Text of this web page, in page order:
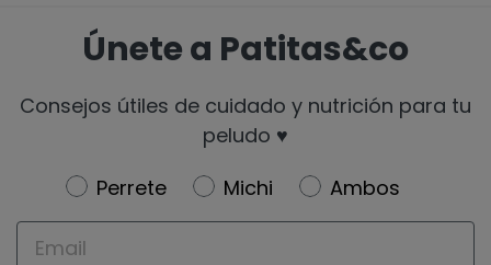
Únete a Patitas&co
Consejos útiles de cuidado y nutrición para tu
peludo ♥️
Newsletter
Perrete Michi
Ambos
Email